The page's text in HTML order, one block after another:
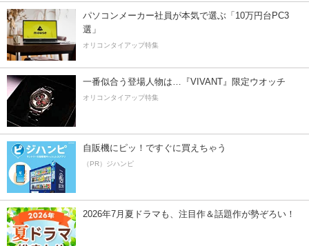
パソコンメーカー社員が本気で選ぶ「10万円台PC3
選」
オリコンタイアップ特集
一番似合う登場人物は…『VIVANT』限定ウオッチ
オリコンタイアップ特集
自販機にピッ！ですぐに買えちゃう
（PR）ジハンピ
2026年7月夏ドラマも、注目作＆話題作が勢ぞろい！